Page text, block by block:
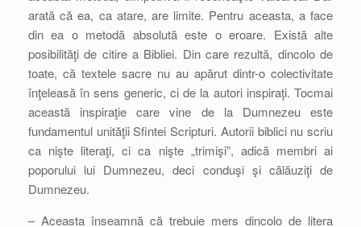
arată că ea, ca atare, are limite. Pentru aceasta, a face
din ea o metodă absolută este o eroare. Există alte
posibilităţi de citire a Bibliei. Din care rezultă, dincolo de
toate, că textele sacre nu au apărut dintr-o colectivitate
înţeleasă în sens generic, ci de la autori inspiraţi. Tocmai
această inspiraţie care vine de la Dumnezeu este
fundamentul unităţii Sfintei Scripturi. Autorii biblici nu scriu
ca nişte literaţi, ci ca nişte „trimişi”, adică membri ai
poporului lui Dumnezeu, deci conduşi şi călăuziţi de
Dumnezeu.
– Aceasta înseamnă că trebuie mers dincolo de litera